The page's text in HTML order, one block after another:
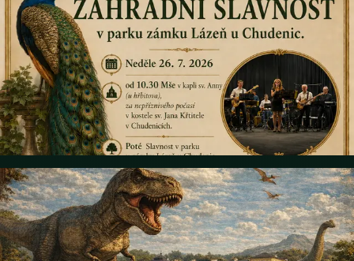
Karel Eugen Czernin lädt Sie herzlich nach der Anna-Pilgerfahrt am
26.7.2026 zu einem traditionellen Gartenfest im Park des Schlosses
Lázeň ein (bei schlechtem Wetter im Saal des Schlosses). Programm:
10:30 Messe in der Kapelle St. Anna, bei schlechtem Wetter in der
Kirche in Chudenice, danach folgt das Fest im Park des Schlosses
Lázeň bei Chudenice bis 14:00. Eintritt und Verpflegung kostenlos!
Zum Tanz spielt die POŠUMAVSKÁ MUZIKA. Wir freuen uns auf
zahlreiche Teilnahme
Details
26. Juni 2026 • 15:00
Hurra auf die Feiertage oder die geheimnisvolle Welt der
Dinosaurier
Ein interaktiver Nachmittag für Kinder und ihre Eltern. Freuen Sie